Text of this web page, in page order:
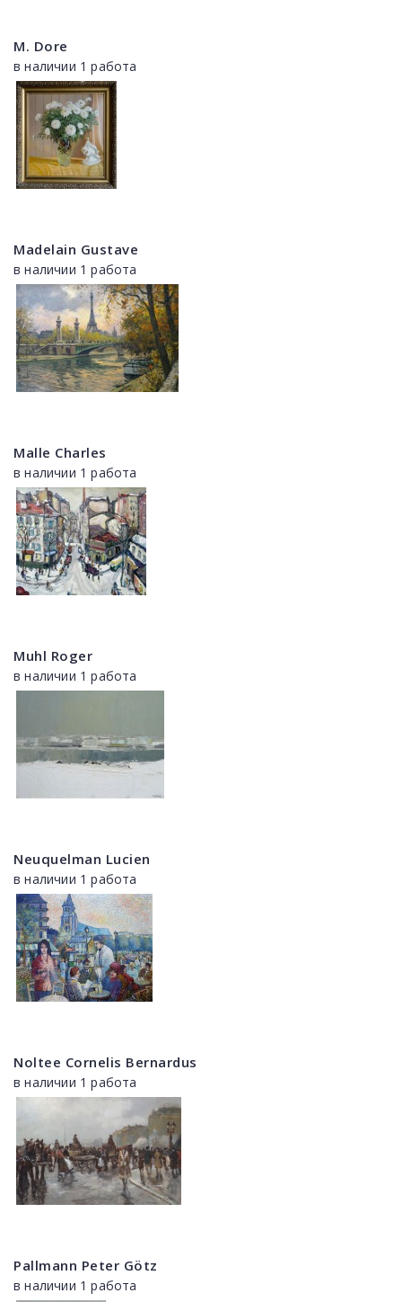
M. Dore
в наличии 1 работа
Madelain Gustave
в наличии 1 работа
Malle Charles
в наличии 1 работа
Muhl Roger
в наличии 1 работа
Neuquelman Lucien
в наличии 1 работа
Noltee Cornelis Bernardus
в наличии 1 работа
Pallmann Peter Götz
в наличии 1 работа